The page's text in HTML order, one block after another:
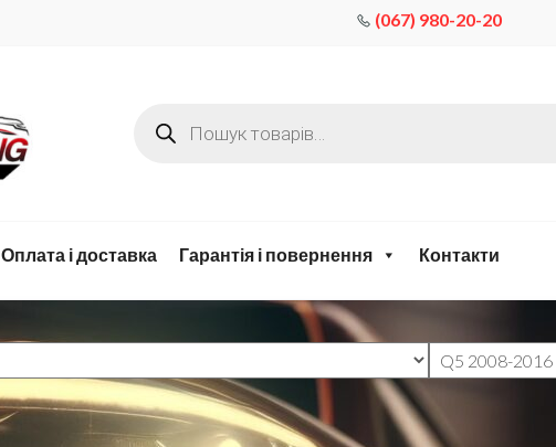
(067) 980-20-20
Оплата і доставка Гарантія і повернення Контакти